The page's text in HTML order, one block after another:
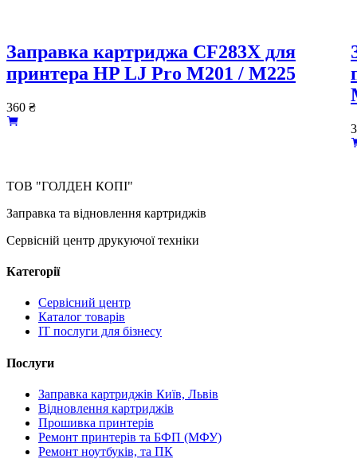
Заправка картриджа CF283X для
принтера HP LJ Pro M201 / M225
360 ₴
ТОВ "ГОЛДЕН КОПІ"
Заправка та відновлення картриджів
Сервісній центр друкуючої техніки
Категорії
Сервісний центр
Каталог товарів
IT послуги для бізнесу
Послуги
Заправка картриджів Київ, Львів
Відновлення картриджів
Прошивка принтерів
Ремонт принтерів та БФП (МФУ)
Ремонт ноутбуків, та ПК